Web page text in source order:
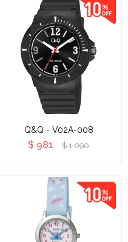
Q&Q - V02A-008
$ 981 $ 1.090